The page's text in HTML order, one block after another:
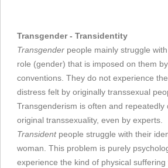
Transgender - Transidentity
Transgender people mainly struggle
role (gender) that is imposed on them
conventions. They do not experience
distress felt by originally transsexual
Transgenderism is often and repeatedly
original transsexuality, even by experts.
Transidentpeople struggle with their
woman. This problem is purely
experience the kind of physical